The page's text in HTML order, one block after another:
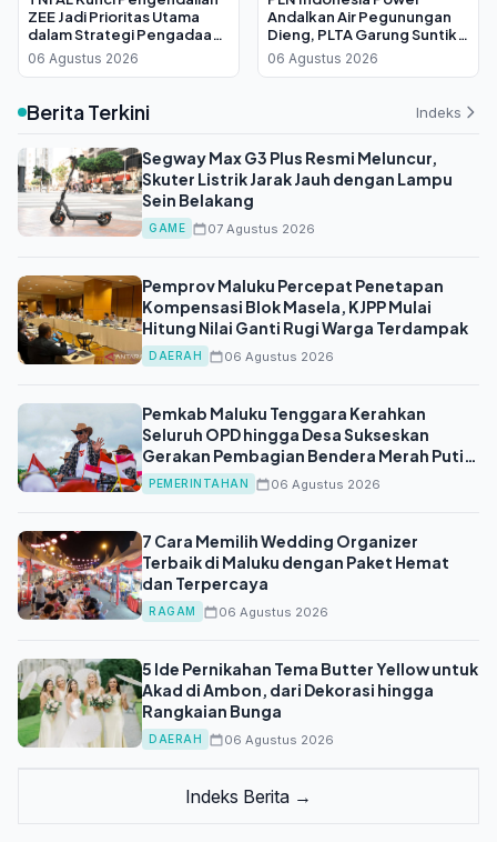
ZEE Jadi Prioritas Utama
dalam Strategi Pengadaan
Kapal PPA Kelas Brawijaya
06 Agustus 2026
Andalkan Air Pegunungan
Dieng, PLTA Garung Suntik
Listrik 26,4 MW ke Jawa-Bali
06 Agustus 2026
Berita Terkini Indeks
Segway Max G3 Plus Resmi Meluncur,
Skuter Listrik Jarak Jauh dengan Lampu
Sein Belakang
GAME 07 Agustus 2026
Pemprov Maluku Percepat Penetapan
Kompensasi Blok Masela, KJPP Mulai
Hitung Nilai Ganti Rugi Warga Terdampak
DAERAH 06 Agustus 2026
Pemkab Maluku Tenggara Kerahkan
Seluruh OPD hingga Desa Sukseskan
Gerakan Pembagian Bendera Merah Putih
HUT ke-81 RI
PEMERINTAHAN 06 Agustus 2026
7 Cara Memilih Wedding Organizer
Terbaik di Maluku dengan Paket Hemat
dan Terpercaya
RAGAM 06 Agustus 2026
5 Ide Pernikahan Tema Butter Yellow untuk
Akad di Ambon, dari Dekorasi hingga
Rangkaian Bunga
DAERAH 06 Agustus 2026
Indeks Berita →